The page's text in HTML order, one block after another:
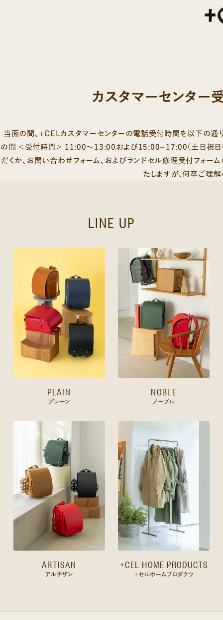
カスタマーセンター
当面の間、+CELカスタマーセンターの電話受付時間を以下の通
の間 ＜受付時間＞ 11:00～13:00および15:00~17:00（土日祝日
だくか、 お問い合わせフォーム、およびランドセル修理受付フォーム
たしますが、何卒ご理
LINE UP
PLAIN
プレーン
NOBLE
ノーブル
ARTISAN
アルチザン
+CEL HOME PRODUCTS
+セルホームプロダクツ